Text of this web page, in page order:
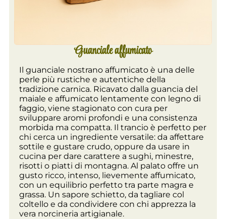
Guanciale affumicato
Il guanciale nostrano affumicato è una delle
perle più rustiche e autentiche della
tradizione carnica. Ricavato dalla guancia del
maiale e affumicato lentamente con legno di
faggio, viene stagionato con cura per
sviluppare aromi profondi e una consistenza
morbida ma compatta. Il trancio è perfetto per
chi cerca un ingrediente versatile: da affettare
sottile e gustare crudo, oppure da usare in
cucina per dare carattere a sughi, minestre,
risotti o piatti di montagna. Al palato offre un
gusto ricco, intenso, lievemente affumicato,
con un equilibrio perfetto tra parte magra e
grassa. Un sapore schietto, da tagliare col
coltello e da condividere con chi apprezza la
vera norcineria artigianale.